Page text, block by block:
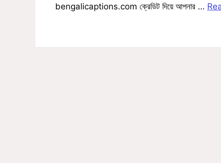
bengalicaptions.com ক্রেডিট দিয়ে আপনার …